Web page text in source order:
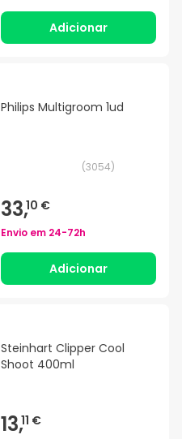
Adicionar
Philips Multigroom 1ud
(3054)
33,10 €
Envio em 24-72h
Adicionar
Steinhart Clipper Cool
Shoot 400ml
13,11 €